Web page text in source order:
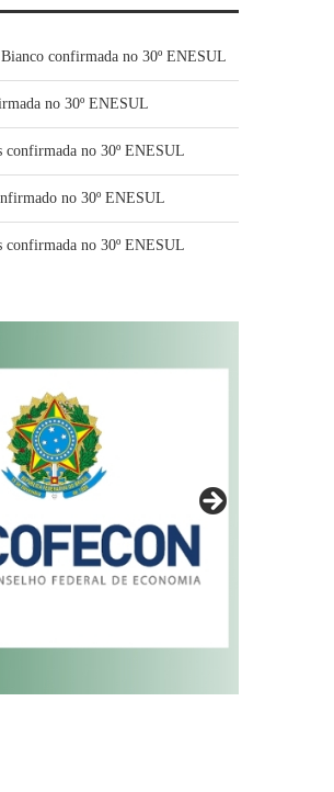
confirmada no 30º ENESUL
no 30º ENESUL
confirmada no 30º ENESUL
no 30º ENESUL
confirmada no 30º ENESUL